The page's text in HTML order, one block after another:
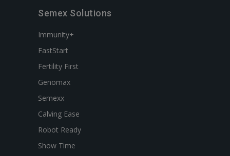
Semex Solutions
Immunity+
FastStart
Fertility First
Genomax
Semexx
Calving Ease
Robot Ready
Show Time